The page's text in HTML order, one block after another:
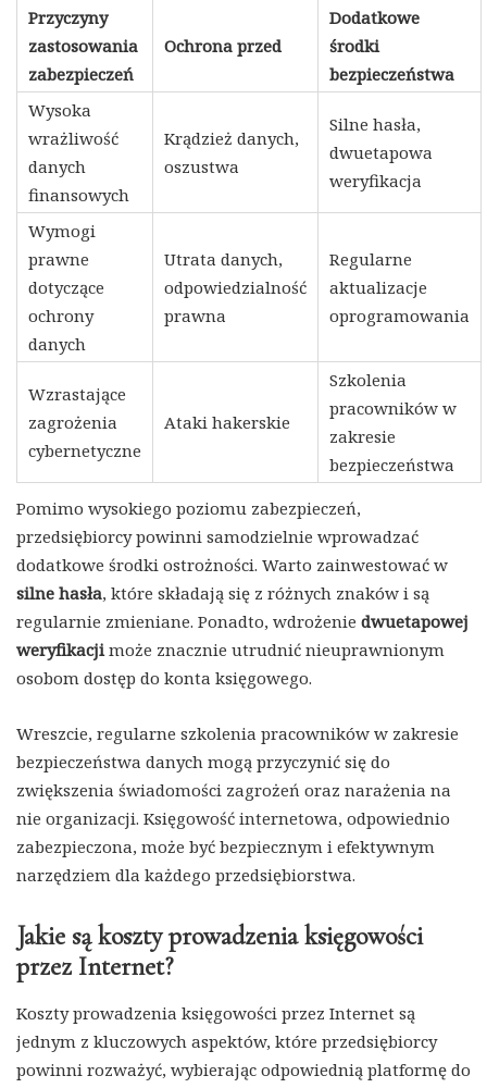
Przyczyny
zastosowania
zabezpieczeń
Ochrona przed
Dodatkowe
środki
bezpieczeństwa
Wysoka
wrażliwość
danych
finansowych
Krądzież danych,
oszustwa
Silne hasła,
dwuetapowa
weryfikacja
Wymogi
prawne
dotyczące
ochrony
danych
Utrata danych,
odpowiedzialność
prawna
Regularne
aktualizacje
oprogramowania
Wzrastające
zagrożenia
cybernetyczne
Ataki hakerskie
Szkolenia
pracowników w
zakresie
bezpieczeństwa
Pomimo wysokiego poziomu zabezpieczeń,
przedsiębiorcy powinni samodzielnie wprowadzać
dodatkowe środki ostrożności. Warto zainwestować w
silne hasła, które składają się z różnych znaków i są
regularnie zmieniane. Ponadto, wdrożenie dwuetapowej
weryfikacjimoże znacznie utrudnić nieuprawnionym
osobom dostęp do konta księgowego.
Wreszcie, regularne szkolenia pracowników w zakresie
bezpieczeństwa danych mogą przyczynić się do
zwiększenia świadomości zagrożeń oraz narażenia na
nie organizacji. Księgowość internetowa, odpowiednio
zabezpieczona, może być bezpiecznym i efektywnym
narzędziem dla każdego przedsiębiorstwa.
Jakie są koszty prowadzenia księgowości
przez Internet?
Koszty prowadzenia księgowości przez Internet są
jednym z kluczowych aspektów, które przedsiębiorcy
powinni rozważyć, wybierając odpowiednią platformę do